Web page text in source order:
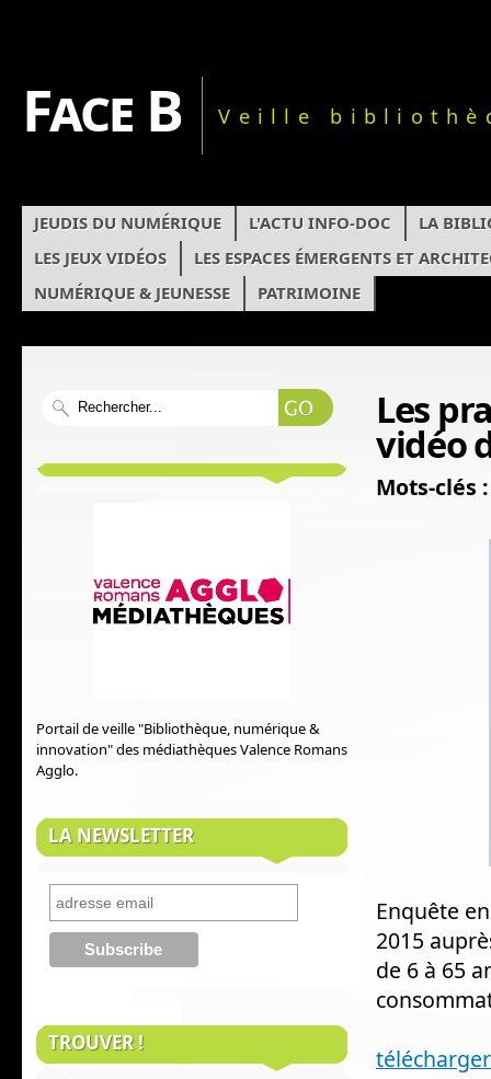
Face B Veille
JEUDIS DU NUMÉRIQUE L'ACTU INFO-DOC
LA
LES JEUX VIDÉOS
LES ESPACES ÉMERGENTS ET
NUMÉRIQUE & JEUNESSE
PATRIMOINE
Les
vidéo
Mots-clés :
Enquête
2015
de 6 à 65
Portail de veille "Bibliothèque, numérique &
innovation" des médiathèques Valence Romans
Agglo.
LA NEWSLETTER
TROUVER !